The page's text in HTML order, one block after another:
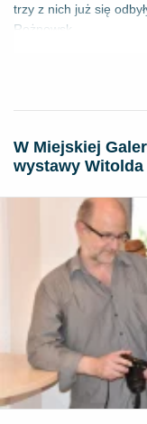
trzy z nich już się
Rożnowsk...
W Miejskiej
wystawy